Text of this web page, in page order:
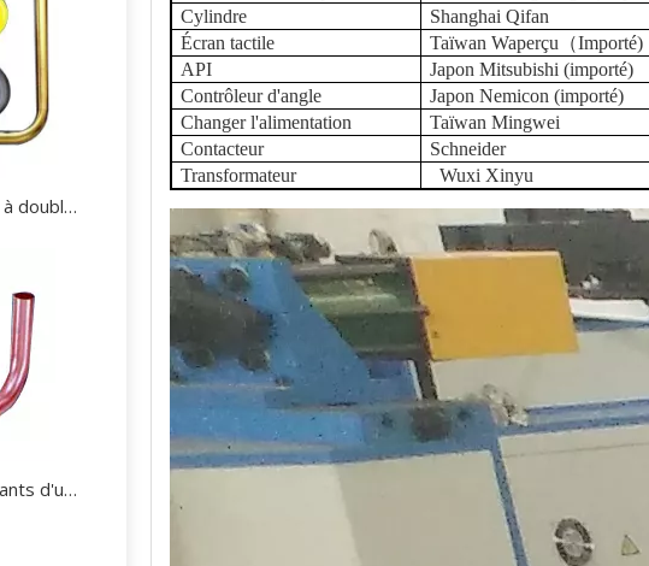
Comment fonctionne une cintreuse à double tête
Comment fonctionnent les composants d'une cintreuse de tubes?
Cylindre
Shanghai Qifan
Écran tactile
Taïwan Waperçu （Importé)
API
Japon Mitsubishi (importé)
Contrôleur d'angle
Japon Nemicon (importé)
Changer l'alimentation
Taïwan Mingwei
Contacteur
Schneider
Transformateur
Wuxi Xinyu